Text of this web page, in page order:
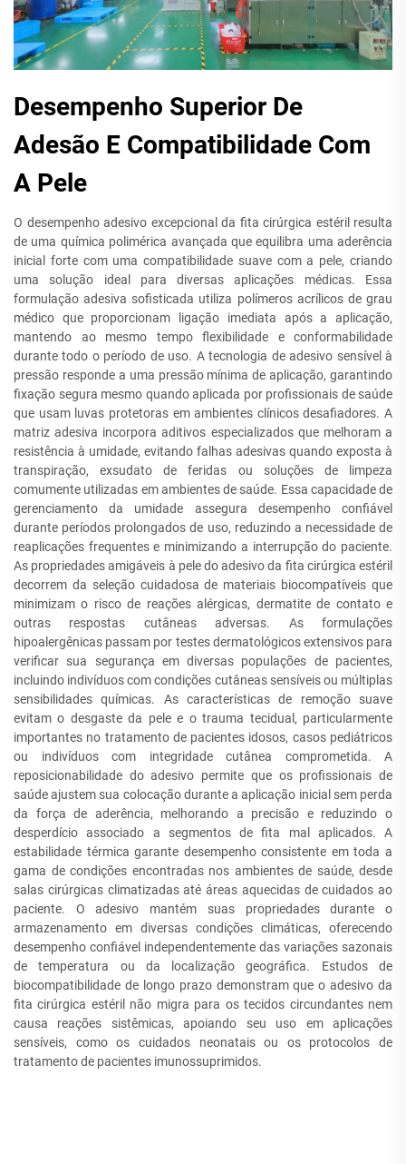
Desempenho Superior De
Adesão E Compatibilidade Com
A Pele
O desempenho adesivo excepcional da fita cirúrgica estéril resulta
de uma química polimérica avançada que equilibra uma aderência
inicial forte com uma compatibilidade suave com a pele, criando
uma solução ideal para diversas aplicações médicas. Essa
formulação adesiva sofisticada utiliza polímeros acrílicos de grau
médico que proporcionam ligação imediata após a aplicação,
mantendo ao mesmo tempo flexibilidade e conformabilidade
durante todo o período de uso. A tecnologia de adesivo sensível à
pressão responde a uma pressão mínima de aplicação, garantindo
fixação segura mesmo quando aplicada por profissionais de saúde
que usam luvas protetoras em ambientes clínicos desafiadores. A
matriz adesiva incorpora aditivos especializados que melhoram a
resistência à umidade, evitando falhas adesivas quando exposta à
transpiração, exsudato de feridas ou soluções de limpeza
comumente utilizadas em ambientes de saúde. Essa capacidade de
gerenciamento da umidade assegura desempenho confiável
durante períodos prolongados de uso, reduzindo a necessidade de
reaplicações frequentes e minimizando a interrupção do paciente.
As propriedades amigáveis à pele do adesivo da fita cirúrgica estéril
decorrem da seleção cuidadosa de materiais biocompatíveis que
minimizam o risco de reações alérgicas, dermatite de contato e
outras respostas cutâneas adversas. As formulações
hipoalergênicas passam por testes dermatológicos extensivos para
verificar sua segurança em diversas populações de pacientes,
incluindo indivíduos com condições cutâneas sensíveis ou múltiplas
sensibilidades químicas. As características de remoção suave
evitam o desgaste da pele e o trauma tecidual, particularmente
importantes no tratamento de pacientes idosos, casos pediátricos
ou indivíduos com integridade cutânea comprometida. A
reposicionabilidade do adesivo permite que os profissionais de
saúde ajustem sua colocação durante a aplicação inicial sem perda
da força de aderência, melhorando a precisão e reduzindo o
desperdício associado a segmentos de fita mal aplicados. A
estabilidade térmica garante desempenho consistente em toda a
gama de condições encontradas nos ambientes de saúde, desde
salas cirúrgicas climatizadas até áreas aquecidas de cuidados ao
paciente. O adesivo mantém suas propriedades durante o
armazenamento em diversas condições climáticas, oferecendo
desempenho confiável independentemente das variações sazonais
de temperatura ou da localização geográfica. Estudos de
biocompatibilidade de longo prazo demonstram que o adesivo da
fita cirúrgica estéril não migra para os tecidos circundantes nem
causa reações sistêmicas, apoiando seu uso em aplicações
sensíveis, como os cuidados neonatais ou os protocolos de
tratamento de pacientes imunossuprimidos.